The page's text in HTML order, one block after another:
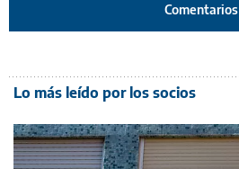
Comentarios
Lo más leído por los socios